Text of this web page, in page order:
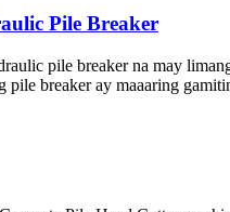
Pile Breaker
pile breaker na may
pile breaker ay maaaring